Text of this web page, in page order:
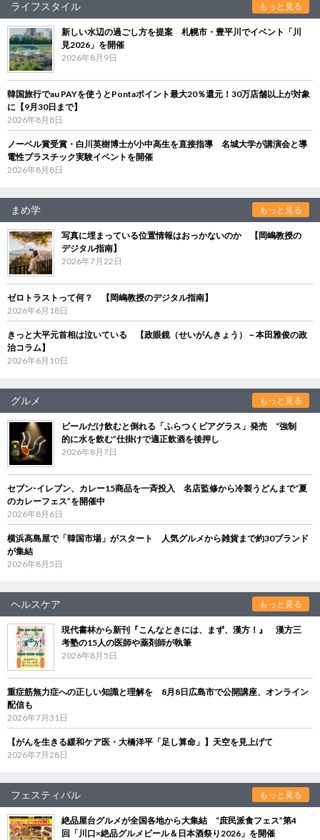
ライフスタイル もっと見る
新しい水辺の過ごし方を提案 札幌市・豊平川でイベント「川
見2026」を開催
2026年8月9日
韓国旅行でau PAYを使うとPontaポイント最大20％還元！30万店舗以上が対象
に【9月30日まで】
2026年8月8日
ノーベル賞受賞・白川英樹博士が小中高生を直接指導 名城大学が講演会と導
電性プラスチック実験イベントを開催
2026年8月8日
まめ学 もっと見る
写真に埋まっている位置情報はおっかないのか 【岡嶋教授の
デジタル指南】
2026年7月22日
ゼロトラストって何？ 【岡嶋教授のデジタル指南】
2026年6月18日
きっと大平元首相は泣いている 【政眼鏡（せいがんきょう）－本田雅俊の政
治コラム】
2026年6月10日
グルメ もっと見る
ビールだけ飲むと倒れる「ふらつくビアグラス」発売 “強制
的に水を飲む”仕掛けで適正飲酒を後押し
2026年8月7日
セブン‐イレブン、カレー15商品を一斉投入 名店監修から冷製うどんまで“夏
のカレーフェス”を開催中
2026年8月6日
横浜高島屋で「韓国市場」がスタート 人気グルメから雑貨まで約30ブランド
が集結
2026年8月5日
ヘルスケア もっと見る
現代書林から新刊『こんなときには、まず、漢方！』 漢方三
考塾の15人の医師や薬剤師が執筆
2026年8月5日
重症筋無力症への正しい知識と理解を 8月8日広島市で公開講座、オンライン
配信も
2026年7月31日
【がんを生きる緩和ケア医・大橋洋平「足し算命」】天空を見上げて
2026年7月28日
フェスティバル もっと見る
絶品屋台グルメが全国各地から大集結 “庶民派食フェス”第4
回「川口×絶品グルメビール＆日本酒祭り2026」を開催